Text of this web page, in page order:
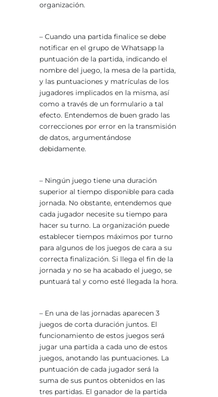
organización.
– Cuando una partida finalice se debe
notificar en el grupo de Whatsapp la
puntuación de la partida, indicando el
nombre del juego, la mesa de la partida,
y las puntuaciones y matrículas de los
jugadores implicados en la misma, así
como a través de un formulario a tal
efecto. Entendemos de buen grado las
correcciones por error en la transmisión
de datos, argumentándose
debidamente.
– Ningún juego tiene una duración
superior al tiempo disponible para cada
jornada. No obstante, entendemos que
cada jugador necesite su tiempo para
hacer su turno. La organización puede
establecer tiempos máximos por turno
para algunos de los juegos de cara a su
correcta finalización. Si llega el fin de la
jornada y no se ha acabado el juego, se
puntuará tal y como esté llegada la hora.
– En una de las jornadas aparecen 3
juegos de corta duración juntos. El
funcionamiento de estos juegos será
jugar una partida a cada uno de estos
juegos, anotando las puntuaciones. La
puntuación de cada jugador será la
suma de sus puntos obtenidos en las
tres partidas. El ganador de la partida